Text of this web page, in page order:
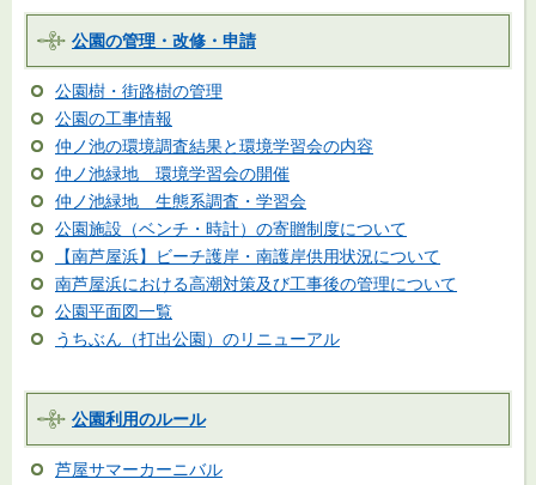
公園の管理・改修・申請
公園樹・街路樹の管理
公園の工事情報
仲ノ池の環境調査結果と環境学習会の内容
仲ノ池緑地 環境学習会の開催
仲ノ池緑地 生態系調査・学習会
公園施設（ベンチ・時計）の寄贈制度について
【南芦屋浜】ビーチ護岸・南護岸供用状況について
南芦屋浜における高潮対策及び工事後の管理について
公園平面図一覧
うちぶん（打出公園）のリニューアル
公園利用のルール
芦屋サマーカーニバル